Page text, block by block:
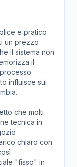
e pratico
un prezzo
il sistema non
il
influisce sui
che molti
tecnica in
chiaro con
"fisso" in